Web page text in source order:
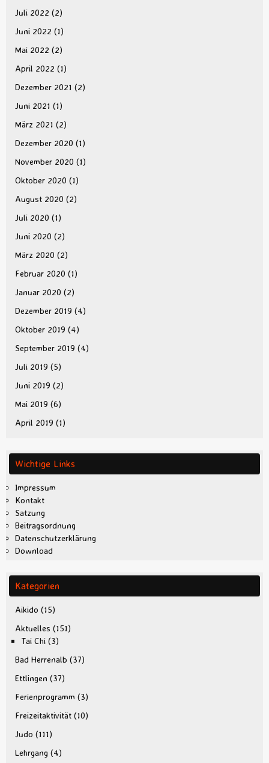
Juli 2022 (2)
Juni 2022 (1)
Mai 2022 (2)
April 2022 (1)
Dezember 2021 (2)
Juni 2021 (1)
März 2021 (2)
Dezember 2020 (1)
November 2020 (1)
Oktober 2020 (1)
August 2020 (2)
Juli 2020 (1)
Juni 2020 (2)
März 2020 (2)
Februar 2020 (1)
Januar 2020 (2)
Dezember 2019 (4)
Oktober 2019 (4)
September 2019 (4)
Juli 2019 (5)
Juni 2019 (2)
Mai 2019 (6)
April 2019 (1)
Wichtige Links
Impressum
Kontakt
Satzung
Beitragsordnung
Datenschutzerklärung
Download
Kategorien
Aikido (15)
Aktuelles (151)
Tai Chi (3)
Bad Herrenalb (37)
Ettlingen (37)
Ferienprogramm (3)
Freizeitaktivität (10)
Judo (111)
Lehrgang (4)